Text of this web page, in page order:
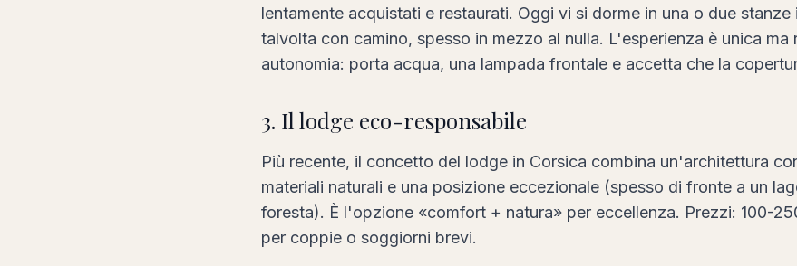
lentamente acquistati e restaurati. Oggi vi si dorme in una o due stanze
talvolta con camino, spesso in mezzo al nulla. L'esperienza è unica ma
autonomia: porta acqua, una lampada frontale e accetta che la
3. Il lodge eco-responsabile
Più recente, il concetto del lodge in Corsica combina un'architettura
materiali naturali e una posizione eccezionale (spesso di fronte a un
foresta). È l'opzione «comfort + natura» per eccellenza. Prezzi: 100-
per coppie o soggiorni brevi.